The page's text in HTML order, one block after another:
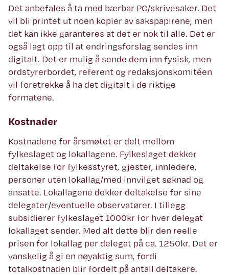
Det anbefales å ta med bærbar PC/skrivesaker. Det
vil bli printet ut noen kopier av sakspapirene, men
det kan ikke garanteres at det er nok til alle. Det er
også lagt opp til at endringsforslag sendes inn
digitalt. Det er mulig å sende dem inn fysisk, men
ordstyrerbordet, referent og redaksjonskomitéen
vil foretrekke å ha det digitalt i de riktige
formatene.
Kostnader
Kostnadene for årsmøtet er delt mellom
fylkeslaget og lokallagene. Fylkeslaget dekker
deltakelse for fylkesstyret, gjester, innledere,
personer uten lokallag/med innvilget søknad og
ansatte. Lokallagene dekker deltakelse for sine
delegater/eventuelle observatører. I tillegg
subsidierer fylkeslaget 1000kr for hver delegat
lokallaget sender. Med alt dette blir den reelle
prisen for lokallag per delegat på ca. 1250kr. Det er
vanskelig å gi en nøyaktig sum, fordi
totalkostnaden blir fordelt på antall deltakere.